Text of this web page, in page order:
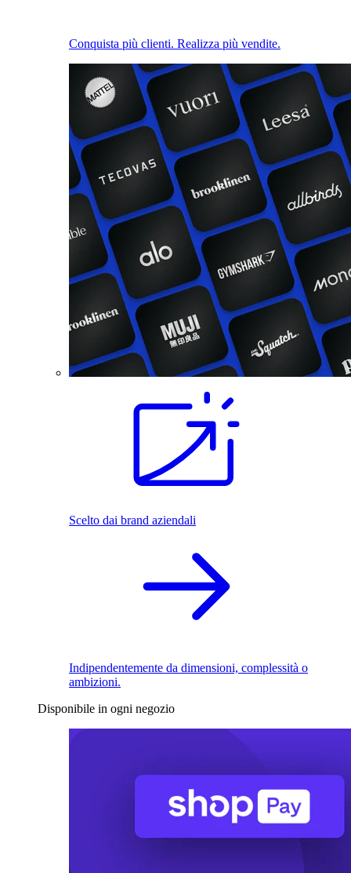
Conquista più clienti. Realizza più vendite.
Scelto dai brand aziendali
Indipendentemente da dimensioni, complessità o
ambizioni.
Disponibile in ogni negozio